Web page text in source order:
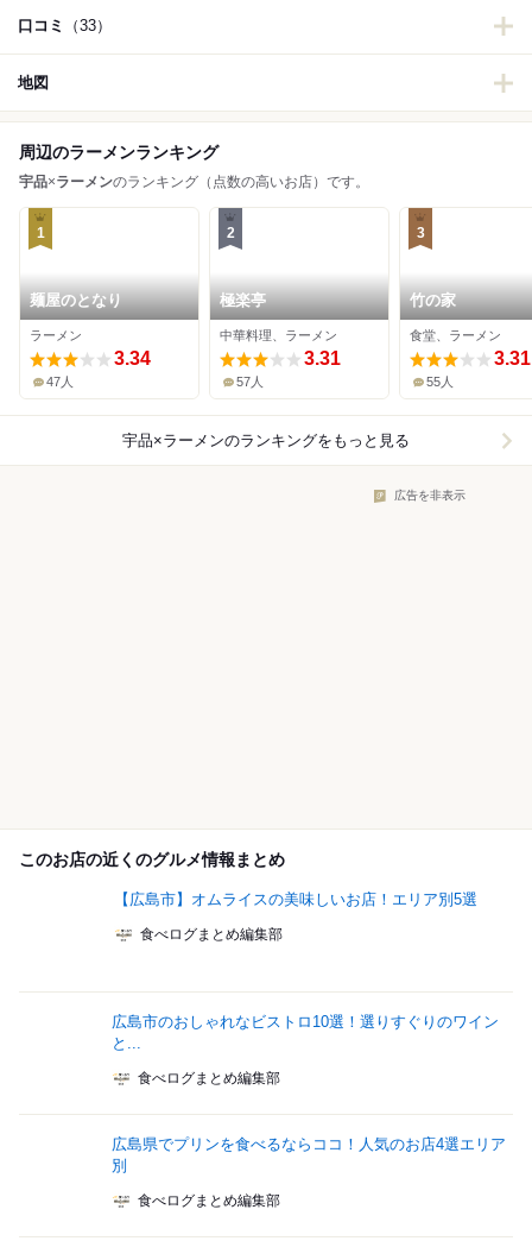
口コミ （33）
地図
周辺のラーメンランキング
宇品×ラーメンのランキング（点数の高いお店）です。
1
麺屋のとなり
ラーメン
3.34
47人
2
極楽亭
中華料理、ラーメン
3.31
57人
3
竹の家
食堂、ラーメン
3.31
55人
宇品×ラーメンのランキングをもっと見る
広告を非表示
このお店の近くのグルメ情報まとめ
【広島市】オムライスの美味しいお店！エリア別5選
食べログまとめ編集部
広島市のおしゃれなビストロ10選！選りすぐりのワイン
と...
食べログまとめ編集部
広島県でプリンを食べるならココ！人気のお店4選エリア
別
食べログまとめ編集部